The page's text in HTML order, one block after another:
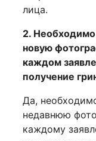
лица.
2.
новую
каждом
получение
Да,
недавнюю
каждому